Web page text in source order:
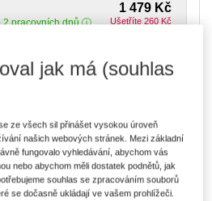
1 479 Kč
Ušetříte 260 Kč
2 pracovních dnů
1 258 Kč
ke stažení
2 108 Kč
Ušetříte 1 110 Kč
DMOC 3 218 Kč
+ E-kniha
stažení
2 pracovních dnů
jak má (souhlas
ze všech sil přinášet vysokou úroveň
našich webových stránek. Mezi základní
fungovalo vyhledávání, abychom vás
nebo abychom měli dostatek podnětů, jak
souhlas se zpracováním souborů
se dočasně ukládají ve vašem prohlížeči.